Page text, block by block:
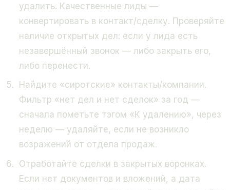
удалить. Качественные лиды —
конвертировать в контакт/сделку. Проверяйте
наличие открытых дел: если у лида есть
незавершённый звонок — либо закрыть его,
либо перенести.
Найдите «сиротские» контакты/компании.
Фильтр «нет дел и нет сделок» за год —
сначала пометьте тэгом «К удалению», через
неделю — удаляйте, если не возникло
возражений от отдела продаж.
Отработайте сделки в закрытых воронках.
Если нет документов и вложений, а дата